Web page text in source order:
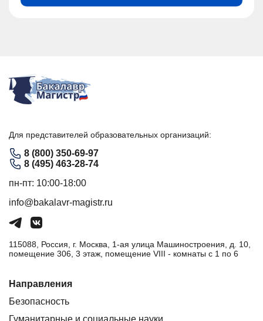
Для представителей образовательных организаций:
8 (800) 350-69-97
8 (495) 463-28-74
пн-пт: 10:00-18:00
info@bakalavr-magistr.ru
115088, Россия, г. Москва, 1-ая улица Машиностроения, д. 10,
помещение 306, 3 этаж, помещение VIII - комнаты с 1 по 6
Направления
Безопасность